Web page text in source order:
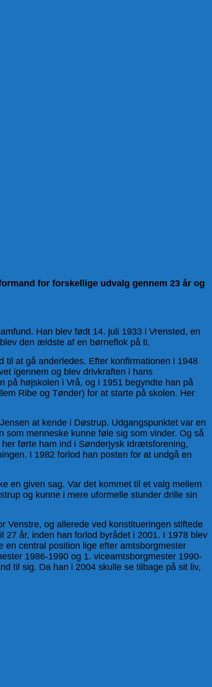
for forskellige udvalg gennem 23 år og
Han blev født 14. juli 1933 i Vrensted, en
den ældste af en børneflok på ti.
at gå anderledes. Efter konfirmationen i 1948
igennem og blev drivkraften i hans
på højskolen i Vrå, og i 1951 begyndte han på
Ribe og Tønder) for at starte på skolen. Her
at kende i Døstrup. Udgangspunktet var en
menneske kunne føle sig som vinder. Og så
førte ham ind i Sønderjysk Idrætsforening,
I 1982 forlod han posten for at undgå en
en given sag. Var det kommet til et valg mellem
og kunne i mere uformelle stunder drille sin
og allerede ved konstitueringen stiftede
år, inden han forlod byrådet i 2001. I 1978 blev
en central position lige efter amtsborgmester
1986-1990 og 1. viceamtsborgmester 1990-
til sig. Da han i 2004 skulle se tilbage på sit liv,